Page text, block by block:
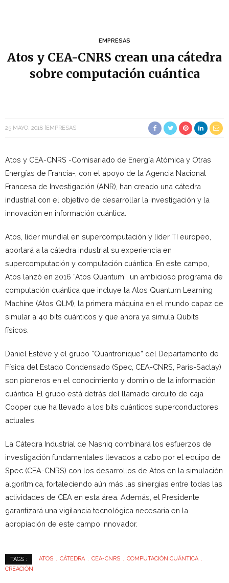
EMPRESAS
Atos y CEA-CNRS crean una cátedra
sobre computación cuántica
25 MAYO, 2018 EMPRESAS
Atos y CEA-CNRS -Comisariado de Energía Atómica y Otras
Energías de Francia-, con el apoyo de la Agencia Nacional
Francesa de Investigación (ANR), han creado una cátedra
industrial con el objetivo de desarrollar la investigación y la
innovación en información cuántica.
Atos, líder mundial en supercomputación y líder TI europeo,
aportará a la cátedra industrial su experiencia en
supercomputación y computación cuántica. En este campo,
Atos lanzó en 2016 “Atos Quantum”, un ambicioso programa de
computación cuántica que incluye la Atos Quantum Learning
Machine (Atos QLM), la primera máquina en el mundo capaz de
simular a 40 bits cuánticos y que ahora ya simula Qubits
físicos.
Daniel Estève y el grupo “Quantronique” del Departamento de
Física del Estado Condensado (Spec, CEA-CNRS, Paris-Saclay)
son pioneros en el conocimiento y dominio de la información
cuántica. El grupo está detrás del llamado circuito de caja
Cooper que ha llevado a los bits cuánticos superconductores
actuales.
La Cátedra Industrial de Nasniq combinará los esfuerzos de
investigación fundamentales llevados a cabo por el equipo de
Spec (CEA-CNRS) con los desarrollos de Atos en la simulación
algorítmica, fortaleciendo aún más las sinergias entre todas las
actividades de CEA en esta área. Además, el Presidente
garantizará una vigilancia tecnológica necesaria en la
apropiación de este campo innovador.
TAGS : ATOS CÁTEDRA CEA-CNRS
COMPUTACIÓN CUÁNTICA
CREACIÓN